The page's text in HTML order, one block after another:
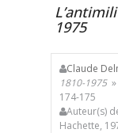
1975
Claude
1810-1975»
174-175
Auteur(s)
Hachette,